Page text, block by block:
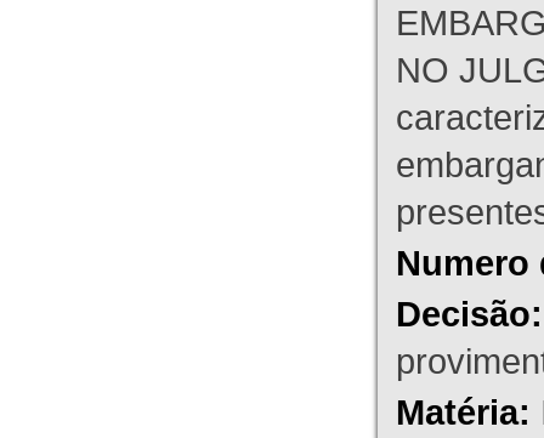
NO
Numero
Decisão:
Matéria: